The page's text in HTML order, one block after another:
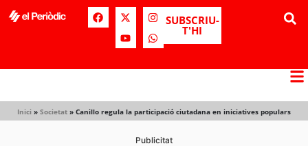
SUBSCRIU-
T'HI
Inici » Societat » Canillo regula la participació ciutadana en iniciatives populars
Publicitat